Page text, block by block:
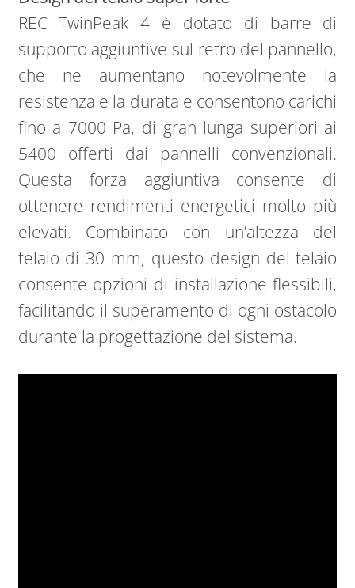
REC TwinPeak 4 è dotato di barre di
supporto aggiuntive sul retro del pannello,
che ne aumentano notevolmente la
resistenza e la durata e consentono carichi
fino a 7000 Pa, di gran lunga superiori ai
5400 offerti dai pannelli convenzionali.
Questa forza aggiuntiva consente di
ottenere rendimenti energetici molto più
elevati. Combinato con un’altezza del
telaio di 30 mm, questo design del telaio
consente opzioni di installazione flessibili,
facilitando il superamento di ogni ostacolo
durante la progettazione del sistema.